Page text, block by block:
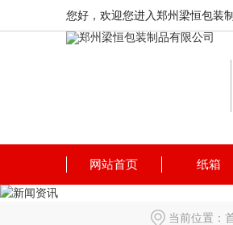
您好，欢迎您进入郑州梁恒包装
网站首页 纸箱
当前位置：